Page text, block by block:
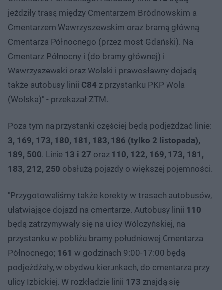
jeździły trasą między Cmentarzem Bródnowskim a
Cmentarzem Wawrzyszewskim oraz bramą główną
Cmentarza Północnego (przez most Gdański). Na
Cmentarz Północny i (do bramy głównej) i
Wawrzyszewski oraz Wolski i prawosławny dojadą
także autobusy linii C84 z przystanku PKP Wola
(Wolska)" - przekazał ZTM.
Poza tym na przystanki częściej będą podjeżdżać linie:
3, 169, 173, 180, 181, 183, 186 (tylko 2 listopada),
189, 500. Linie 13 i 27 oraz 110, 122, 169, 173, 181,
183, 212, 250 obsłużą pojazdy o większej pojemności.
"Przygotowaliśmy także korekty w trasach autobusów,
ułatwiające dojazd na cmentarze. Autobusy linii 110
będą zatrzymywały się na ulicy Wólczyńskiej, na
przystanku w pobliżu bramy południowej Cmentarza
Północnego; 161 w godzinach 9:00-17:00 będą
podjeżdżały, w obydwu kierunkach, do cmentarza przy
ulicy Izbickiej. W rozkładzie linii 173 znajdą się